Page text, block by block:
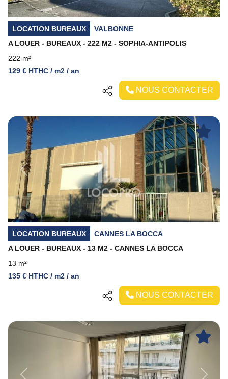
LOCATION BUREAUX
VALBONNE
A LOUER - BUREAUX - 222 M2 - SOPHIA-ANTIPOLIS
222 m²
129 € HTHC / m2 / an
NOUS CONTACTER
Previous Next
LOCATION BUREAUX
CANNES LA BOCCA
A LOUER - BUREAUX - 13 M2 - CANNES LA BOCCA
13 m²
135 € HTHC / m2 / an
NOUS CONTACTER